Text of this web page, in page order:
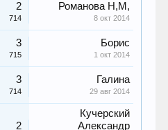
2
714
Романова Н,М,
8 окт 2014
3
715
Борис
1 окт 2014
3
714
Галина
29 авг 2014
2
Кучерский
Александр